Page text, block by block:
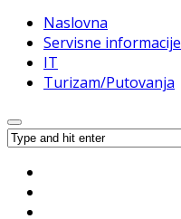
Naslovna
Servisne informacije
IT
Turizam/Putovanja